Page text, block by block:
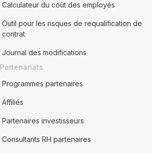
Calculateur du coût des employés
Outil pour les risques de requalification de
contrat
Journal des modifications
Partenariats
Programmes partenaires
Affiliés
Partenaires investisseurs
Consultants RH partenaires